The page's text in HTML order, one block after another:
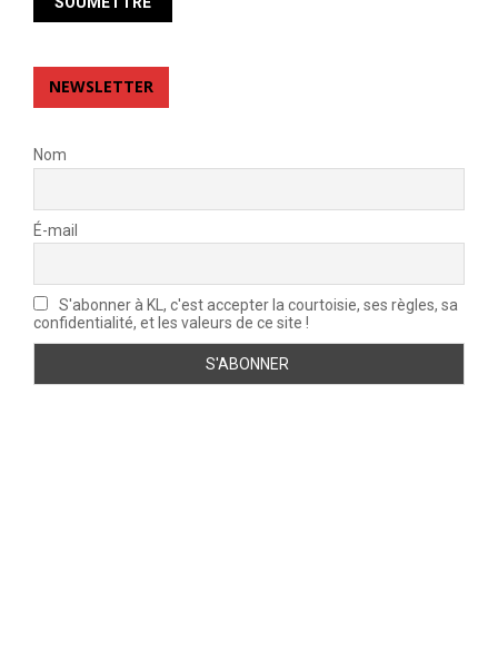
NEWSLETTER
Nom
É-mail
S'abonner à KL, c'est accepter la courtoisie, ses règles, sa
confidentialité, et les valeurs de ce site !